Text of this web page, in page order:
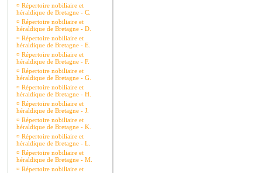
¤ Répertoire nobiliaire et
héraldique de Bretagne - C.
¤ Répertoire nobiliaire et
héraldique de Bretagne - D.
¤ Répertoire nobiliaire et
héraldique de Bretagne - E.
¤ Répertoire nobiliaire et
héraldique de Bretagne - F.
¤ Répertoire nobiliaire et
héraldique de Bretagne - G.
¤ Répertoire nobiliaire et
héraldique de Bretagne - H.
¤ Répertoire nobiliaire et
héraldique de Bretagne - J.
¤ Répertoire nobiliaire et
héraldique de Bretagne - K.
¤ Répertoire nobiliaire et
héraldique de Bretagne - L.
¤ Répertoire nobiliaire et
héraldique de Bretagne - M.
¤ Répertoire nobiliaire et